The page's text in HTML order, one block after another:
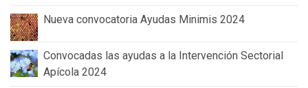
Nueva convocatoria Ayudas Minimis 2024
Convocadas las ayudas a la Intervención Sectorial
Apícola 2024